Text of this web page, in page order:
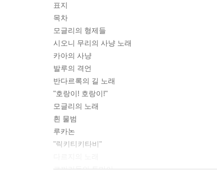
표지
목차
모글리의 형제들
시오니 무리의 사냥 노래
카아의 사냥
발루의 격언
반다르록의 길 노래
"호랑이! 호랑이!"
모글리의 노래
흰 물범
루카논
"릭키티키타비"
코끼리들의 투마이